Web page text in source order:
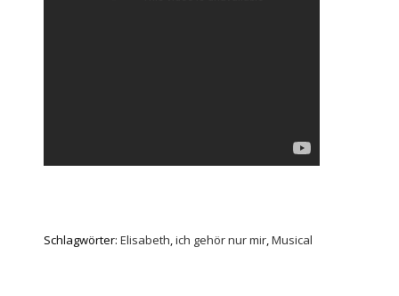
Schlagwörter: Elisabeth,ich gehör nur mir,Musical